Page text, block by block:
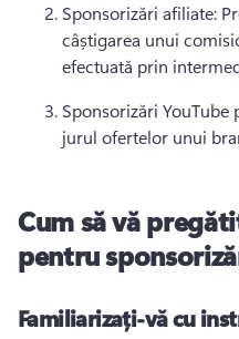
Sponsorizări afiliate:
câștigarea unui
efectuată prin
Sponsorizări
jurul ofertelor unui
Cum să vă
pentru
Familiarizați-vă cu